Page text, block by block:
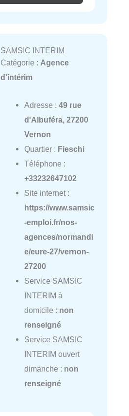
SAMSIC INTERIM
Catégorie : Agence
d'intérim
Adresse : 49 rue
d'Albuféra, 27200
Vernon
Quartier : Fieschi
Téléphone :
+33232647102
Site internet :
https://www.samsic
-emploi.fr/nos-
agences/normandi
e/eure-27/vernon-
27200
Service SAMSIC
INTERIM à
domicile : non
renseigné
Service SAMSIC
INTERIM ouvert
dimanche : non
renseigné